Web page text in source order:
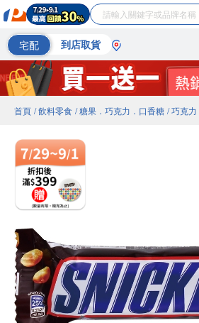
宅配 到店取貨
首頁 / 飲料零食 / 糖果．巧克力．口香糖 / 巧克力